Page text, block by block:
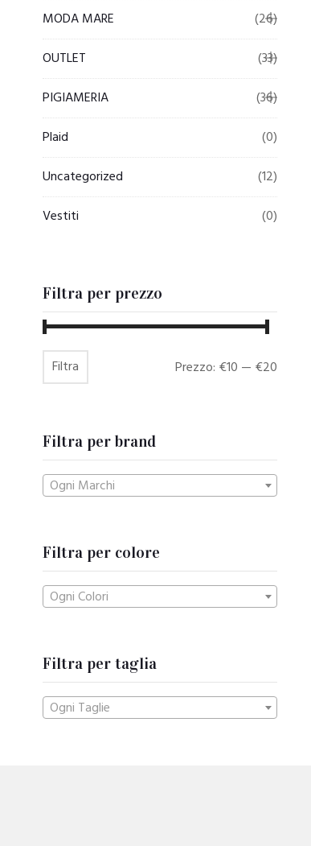
MODA MARE
(26)
OUTLET
(33)
PIGIAMERIA
(36)
Plaid
(0)
Uncategorized
(12)
Vestiti
(0)
Filtra per prezzo
Prezzo
Prezzo
Filtra Prezzo: €10 — €20
Filtra per brand
Ogni Marchi
Filtra per colore
Ogni Colori
Filtra per taglia
Ogni Taglie